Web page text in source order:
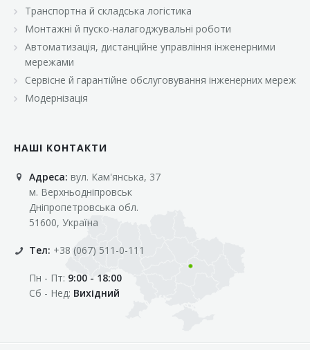
«Малинка»
«Марс»
«Оптовичок»
«Свіжачок»
«Сільпо»
«Фора»
«Фреш»
«Фуршет»
«Цент»
Транспортна й складська логістика
Монтажні й пуско-налагоджувальні роботи
Автоматизація, дистанційне управління інженерними
мережами
Сервісне й гарантійне обслуговування інженерних мереж
Модернізація
НАШІ КОНТАКТИ
Адреса: вул. Кам'янська, 37
м. Верхньодніпровськ
Дніпропетровська обл.
51600, Україна
Тел: +38 (067) 511-0-111
Пн - Пт: 9:00 - 18:00
Сб - Нед: Вихідний